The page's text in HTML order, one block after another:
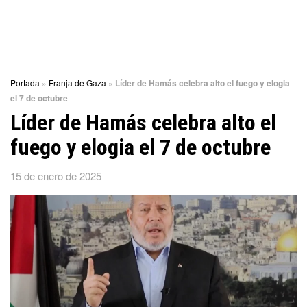
Portada » Franja de Gaza » Líder de Hamás celebra alto el fuego y elogia
el 7 de octubre
Líder de Hamás celebra alto el
fuego y elogia el 7 de octubre
15 de enero de 2025